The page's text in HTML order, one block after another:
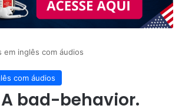
em inglês com áudios
com áudios
A bad-behavior.